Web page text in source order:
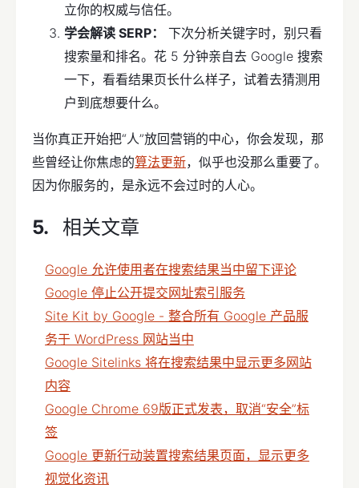
立你的权威与信任。
学会解读 SERP：
下次分析关键字时，别只看
搜索量和排名。花 5 分钟亲自去 Google 搜索
一下，看看结果页长什么样子，试着去猜测用
户到底想要什么。
当你真正开始把“人”放回营销的中心，你会发现，那
些曾经让你焦虑的算法更新，似乎也没那么重要了。
因为你服务的，是永远不会过时的人心。
相关文章
Google 允许使用者在搜索结果当中留下评论
Google 停止公开提交网址索引服务
Site Kit by Google - 整合所有 Google 产品服
务于 WordPress 网站当中
Google Sitelinks 将在搜索结果中显示更多网站
内容
Google Chrome 69版正式发表，取消“安全”标
签
Google 更新行动装置搜索结果页面，显示更多
视觉化资讯